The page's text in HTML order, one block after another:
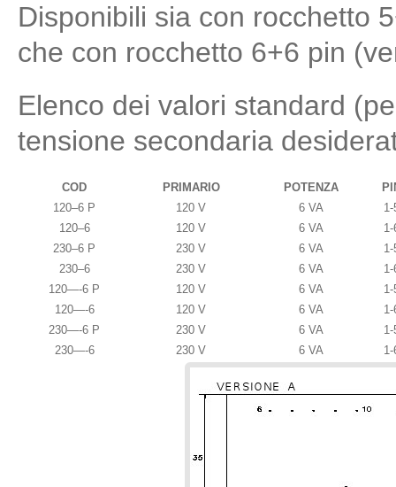
Disponibili sia con rocchetto
che con rocchetto 6+6 pin
Elenco dei valori standard
tensione secondaria
COD PRIMARIO POTENZA
120–6 P
120 V 6 VA
1-
120–6
120 V 6 VA
1-
230–6 P
230 V 6 VA
1-
230–6
230 V 6 VA
1-
120—-6 P
120 V 6 VA
1-
120—-6
120 V 6 VA
1-
230—-6 P
230 V 6 VA
1-
230—-6
230 V 6 VA 1-